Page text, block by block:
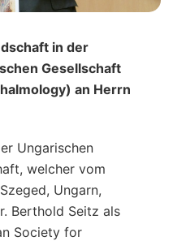
in der
Gesellschaft
an Herrn
Ungarischen
welcher vom
Ungarn,
Berthold Seitz als
Society for